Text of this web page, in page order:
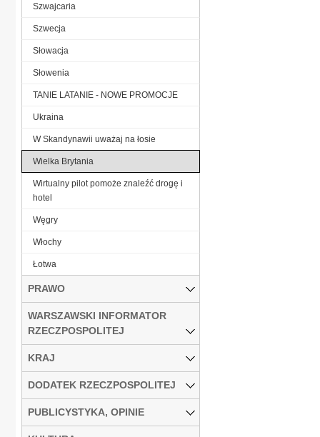
Szwajcaria
Szwecja
Słowacja
Słowenia
TANIE LATANIE - NOWE PROMOCJE
Ukraina
W Skandynawii uważaj na łosie
Wielka Brytania
Wirtualny pilot pomoże znaleźć drogę i
hotel
Węgry
Włochy
Łotwa
PRAWO
WARSZAWSKI INFORMATOR
RZECZPOSPOLITEJ
KRAJ
DODATEK RZECZPOSPOLITEJ
PUBLICYSTYKA, OPINIE